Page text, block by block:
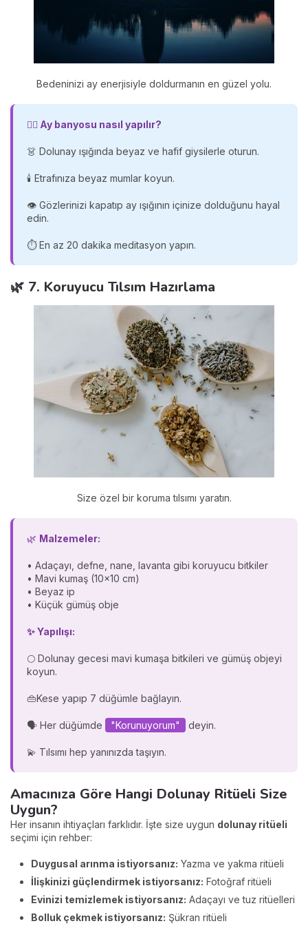
Bedeninizi ay enerjisiyle doldurmanın en güzel yolu.
🧘‍♀️ Ay banyosu nasıl yapılır?
👗 Dolunay ışığında beyaz ve hafif giysilerle oturun.
🕯️ Etrafınıza beyaz mumlar koyun.
👁️ Gözlerinizi kapatıp ay ışığının içinize dolduğunu hayal
edin.
⏱️ En az 20 dakika meditasyon yapın.
🌿 7. Koruyucu Tılsım Hazırlama
Size özel bir koruma tılsımı yaratın.
🌿 Malzemeler:
• Adaçayı, defne, nane, lavanta gibi koruyucu bitkiler
• Mavi kumaş (10x10 cm)
• Beyaz ip
• Küçük gümüş obje
✨ Yapılışı:
🌕 Dolunay gecesi mavi kumaşa bitkileri ve gümüş objeyi
koyun.
👜Kese yapıp 7 düğümle bağlayın.
🗣️ Her düğümde "Korunuyorum" deyin.
💫 Tılsımı hep yanınızda taşıyın.
Amacınıza Göre Hangi Dolunay Ritüeli Size
Uygun?
Her insanın ihtiyaçları farklıdır. İşte size uygun dolunay ritüeli
seçimi için rehber:
Duygusal arınma istiyorsanız: Yazma ve yakma ritüeli
İlişkinizi güçlendirmek istiyorsanız: Fotoğraf ritüeli
Evinizi temizlemek istiyorsanız: Adaçayı ve tuz ritüelleri
Bolluk çekmek istiyorsanız: Şükran ritüeli